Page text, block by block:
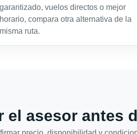
garantizado, vuelos directos o mejor
horario, compara otra alternativa de la
misma ruta.
el asesor antes